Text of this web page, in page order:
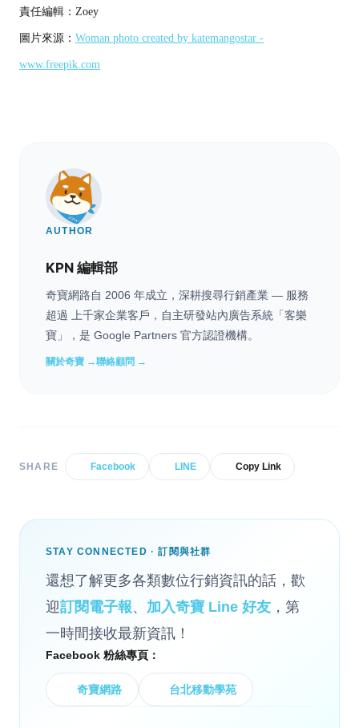
責任編輯：Zoey
圖片來源： Woman photo created by katemangostar -
www.freepik.com
AUTHOR
KPN 編輯部
奇寶網路自 2006 年成立，深耕搜尋行銷產業 — 服務
超過 上千家企業客戶，自主研發站內廣告系統「客樂
寶」，是 Google Partners 官方認證機構。
關於奇寶 →聯絡顧問 →
SHARE Facebook LINE Copy Link
STAY CONNECTED · 訂閱與社群
還想了解更多各類數位行銷資訊的話，歡
迎訂閱電子報、 加入奇寶 Line 好友 ，第
一時間接收最新資訊！
Facebook 粉絲專頁：
奇寶網路 台北移動學苑